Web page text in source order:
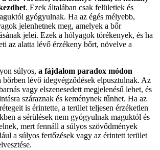
. Ezek általában csak felületiek és
gyógyulnak. Ha az égés mélyebb,
jelenhetnek meg, amelyek a bőr
jelei. Ezek a hólyagok törékenyek, és ha
az alatta lévő érzékeny bőrt, növelve a
súlyos, a fájdalom paradox módon
bőrben lévő idegvégződések elpusztulnak. Az
vagy elszenesedett megjelenésű lehet, és
száraznak és keménynek tűnhet. Ha az
is érintette, a terület teljesen érzéketlen
a sérülések nem gyógyulnak maguktól és
mert fennáll a súlyos szövődmények
a súlyos fertőzések vagy az érintett terület